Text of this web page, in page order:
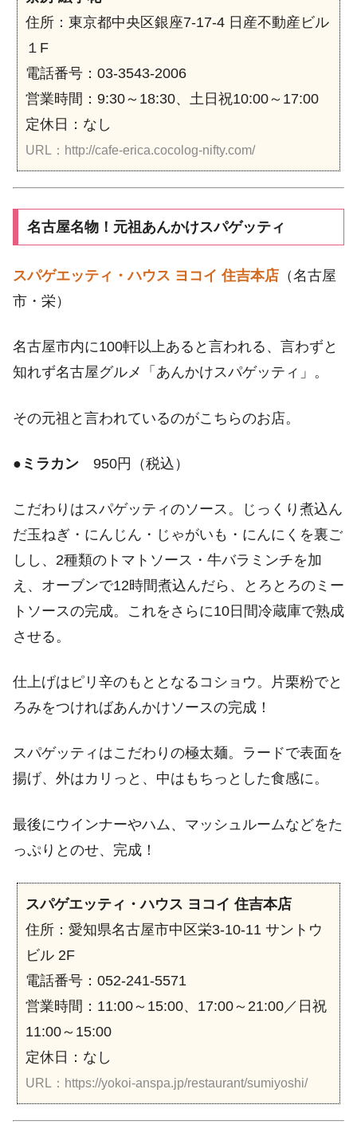
住所：東京都中央区銀座7-17-4 日産不動産ビル
１F
電話番号：03-3543-2006
営業時間：9:30～18:30、土日祝10:00～17:00
定休日：なし
URL：http://cafe-erica.cocolog-nifty.com/
名古屋名物！元祖あんかけスパゲッティ
スパゲエッティ・ハウス ヨコイ 住吉本店 （名古屋
市・栄）
名古屋市内に100軒以上あると言われる、言わずと
知れず名古屋グルメ「あんかけスパゲッティ」。
その元祖と言われているのがこちらのお店。
● ミラカン 950円（税込）
こだわりはスパゲッティのソース。じっくり煮込ん
だ玉ねぎ・にんじん・じゃがいも・にんにくを裏ご
しし、2種類のトマトソース・牛バラミンチを加
え、オーブンで12時間煮込んだら、とろとろのミー
トソースの完成。これをさらに10日間冷蔵庫で熟成
させる。
仕上げはピリ辛のもととなるコショウ。片栗粉でと
ろみをつければあんかけソースの完成！
スパゲッティはこだわりの極太麺。ラードで表面を
揚げ、外はカリっと、中はもちっとした食感に。
最後にウインナーやハム、マッシュルームなどをた
っぷりとのせ、完成！
スパゲエッティ・ハウス ヨコイ 住吉本店
住所：愛知県名古屋市中区栄3-10-11 サントウ
ビル 2F
電話番号：052-241-5571
営業時間：11:00～15:00、17:00～21:00／日祝
11:00～15:00
定休日：なし
URL：https://yokoi-anspa.jp/restaurant/sumiyoshi/